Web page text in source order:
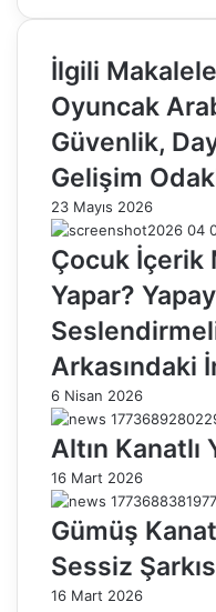
İlgili
Oyuncak
Güvenlik,
Gelişim
23 Mayıs 2026
Çocuk İçerik
Yapar?
Arkasındaki
6 Nisan 2026
Altın Kanatlı
16 Mart 2026
Gümüş
Sessiz
16 Mart 2026